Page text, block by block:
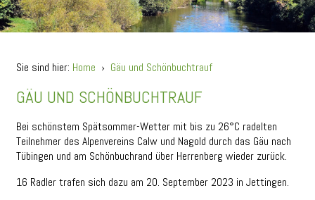
Sie sind hier: Home › Gäu und Schönbuchtrauf
GÄU UND SCHÖNBUCHTRAUF
Bei schönstem Spätsommer-Wetter mit bis zu 26°C radelten
Teilnehmer des Alpenvereins Calw und Nagold durch das Gäu nach
Tübingen und am Schönbuchrand über Herrenberg wieder zurück.
16 Radler trafen sich dazu am 20. September 2023 in Jettingen.